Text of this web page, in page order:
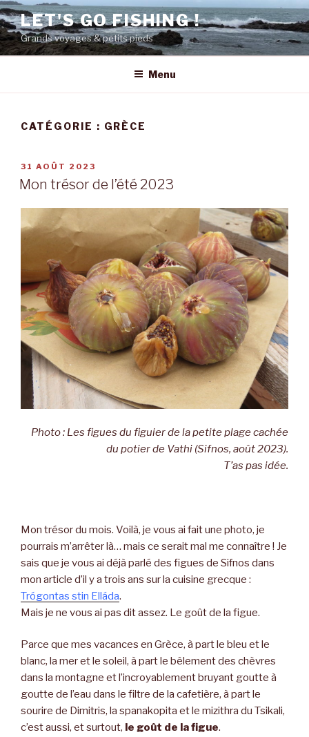
Aller
au
contenu
principal
LET'S GO FISHING !
Grands voyages & petits pieds
Menu
CATÉGORIE : GRÈCE
PUBLIÉ
LE
31 AOÛT 2023
Mon trésor de l’été 2023
Photo : Les figues du figuier de la petite plage cachée
du potier de Vathi (Sifnos, août 2023).
T’as pas idée.
Mon trésor du mois. Voilà, je vous ai fait une photo, je
pourrais m’arrêter là… mais ce serait mal me connaître ! Je
sais que je vous ai déjà parlé des figues de Sifnos dans
mon article d’il y a trois ans sur la cuisine grecque :
Trógontas stin Elláda.
Mais je ne vous ai pas dit assez. Le goût de la figue.
Parce que mes vacances en Grèce, à part le bleu et le
blanc, la mer et le soleil, à part le bêlement des chèvres
dans la montagne et l’incroyablement bruyant goutte à
goutte de l’eau dans le filtre de la cafetière, à part le
sourire de Dimitris, la spanakopita et le mizithra du Tsikali,
c’est aussi, et surtout, le goût de la figue.